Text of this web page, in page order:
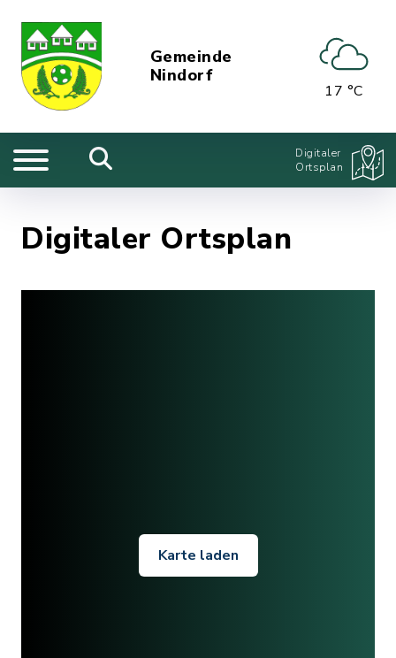
Gemeinde
Nindorf
17 °C
Digitaler
Ortsplan
Digitaler Ortsplan
Karte laden